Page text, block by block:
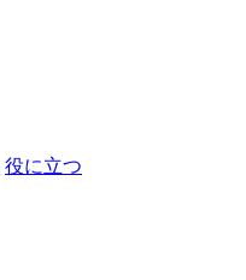
役に立つ